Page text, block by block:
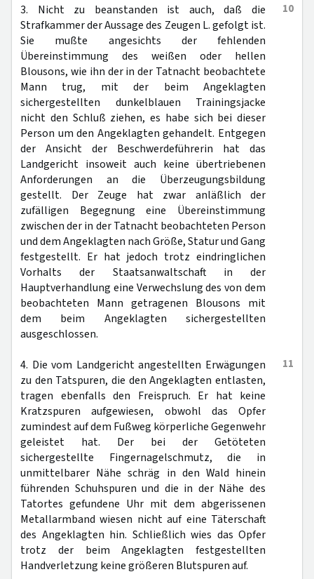
10
3. Nicht zu beanstanden ist auch, daß die
Strafkammer der Aussage des Zeugen L. gefolgt ist.
Sie mußte angesichts der fehlenden
Übereinstimmung des weißen oder hellen
Blousons, wie ihn der in der Tatnacht beobachtete
Mann trug, mit der beim Angeklagten
sichergestellten dunkelblauen Trainingsjacke
nicht den Schluß ziehen, es habe sich bei dieser
Person um den Angeklagten gehandelt. Entgegen
der Ansicht der Beschwerdeführerin hat das
Landgericht insoweit auch keine übertriebenen
Anforderungen an die Überzeugungsbildung
gestellt. Der Zeuge hat zwar anläßlich der
zufälligen Begegnung eine Übereinstimmung
zwischen der in der Tatnacht beobachteten Person
und dem Angeklagten nach Größe, Statur und Gang
festgestellt. Er hat jedoch trotz eindringlichen
Vorhalts der Staatsanwaltschaft in der
Hauptverhandlung eine Verwechslung des von dem
beobachteten Mann getragenen Blousons mit
dem beim Angeklagten sichergestellten
ausgeschlossen.
11
4. Die vom Landgericht angestellten Erwägungen
zu den Tatspuren, die den Angeklagten entlasten,
tragen ebenfalls den Freispruch. Er hat keine
Kratzspuren aufgewiesen, obwohl das Opfer
zumindest auf dem Fußweg körperliche Gegenwehr
geleistet hat. Der bei der Getöteten
sichergestellte Fingernagelschmutz, die in
unmittelbarer Nähe schräg in den Wald hinein
führenden Schuhspuren und die in der Nähe des
Tatortes gefundene Uhr mit dem abgerissenen
Metallarmband wiesen nicht auf eine Täterschaft
des Angeklagten hin. Schließlich wies das Opfer
trotz der beim Angeklagten festgestellten
Handverletzung keine größeren Blutspuren auf.